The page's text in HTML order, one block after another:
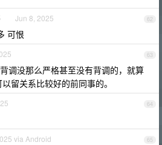
62
Jun 8, 2025
可恨
63
调没那么严格甚至没有背调的，就算
留关系比较好的前同事的。
64
65
via Android